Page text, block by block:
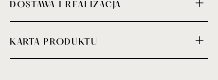
DOSTAWA I REALIZACJA
KARTA PRODUKTU